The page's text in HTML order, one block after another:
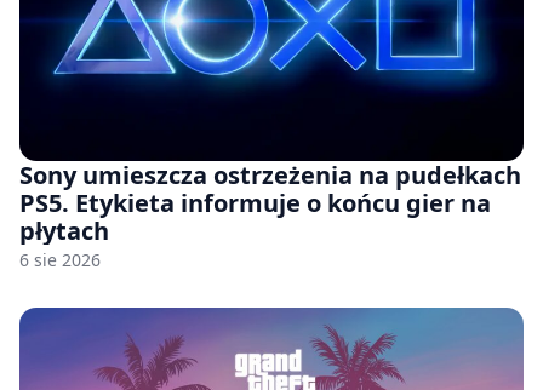
Sony umieszcza ostrzeżenia na pudełkach
PS5. Etykieta informuje o końcu gier na
płytach
6 sie 2026